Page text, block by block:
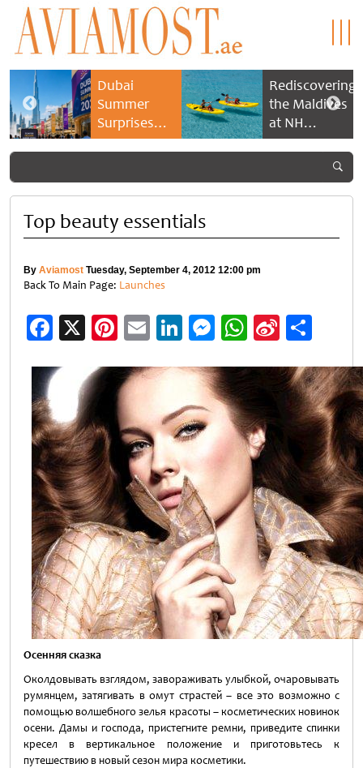
Dubai
Summer
Surprises
2026 returns
savings and
family
experiences
Rediscovering
the Maldives
at NH
Collection
Reethi Resort
Top beauty essentials
By Aviamost Tuesday, September 4, 2012 12:00 pm
Back To Main Page: Launches
Facebook
X Pinterest
EmailLinkedIn
Messenger
WhatsApp
Sina
Осенняя сказка
Околдовывать взглядом, завораживать улыбкой, очаровывать
румянцем, затягивать в омут страстей – все это возможно с
помощью волшебного зелья красоты – косметических новинок
осени. Дамы и господа, пристегните ремни, приведите спинки
кресел в вертикальное положение и приготовьтесь к
путешествию в новый сезон мира косметики.